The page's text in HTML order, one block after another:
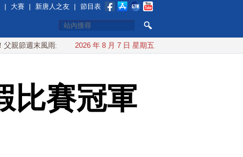
| 大賽 | 新唐人之友 | 節目表
末風雨最大 今年第6次！朝鮮發射彈道導彈 落日本EEZ外
2026 年 8 月 7 日 星期五
比賽冠軍